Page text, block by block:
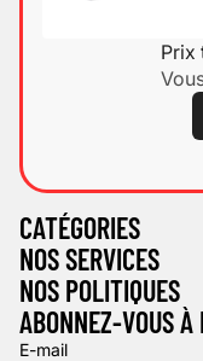
Prix
CATÉGORIES
NOS SERVICES
NOS POLITIQUES
ABONNEZ-VOUS
E-mail
Politique d’expédition
Mentions légales
Politique de
Conditions d’utilisation